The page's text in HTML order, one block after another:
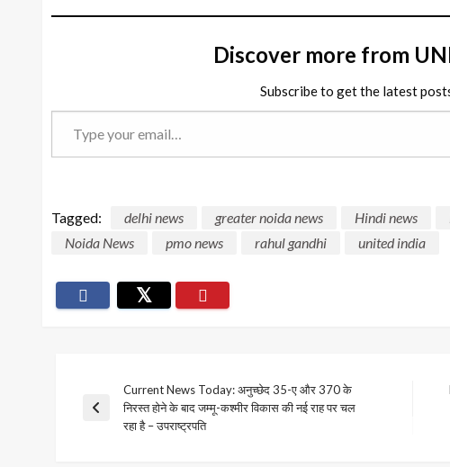
Discover more from
Subscribe to get the latest
Tagged: delhi news greater noida news Hindi news
Noida News
pmo news rahul gandhi united india
Post
navigation
Previous
Current News Today: अनुच्छेद 35-ए और 370 के
निरस्त होने के बाद जम्मू-कश्मीर विकास की नई राह पर चल
रहा है – उपराष्ट्रपति